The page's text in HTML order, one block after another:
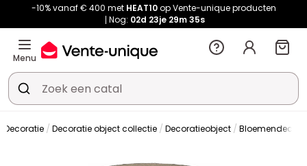
-10% vanaf € 400 met HEAT10op Vente-unique producten
Nog: 02d 23je 29m 35s
Menu
Decoratie Decoratie object collectie Decoratieobject